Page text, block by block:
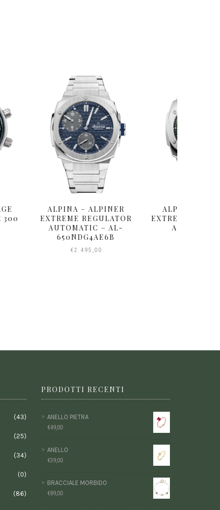
ALPINER
– AL-
ALPINA – ALPINER
EXTREME AUTOMATIC –
AL-525GR4AE6
€1.695,00
(43)
(25)
(34)
(0)
(86)
PRODOTTI RECENTI
ANELLO PIETRA
€49,00
ANELLO
€39,00
BRACCIALE MORBIDO
€89,00